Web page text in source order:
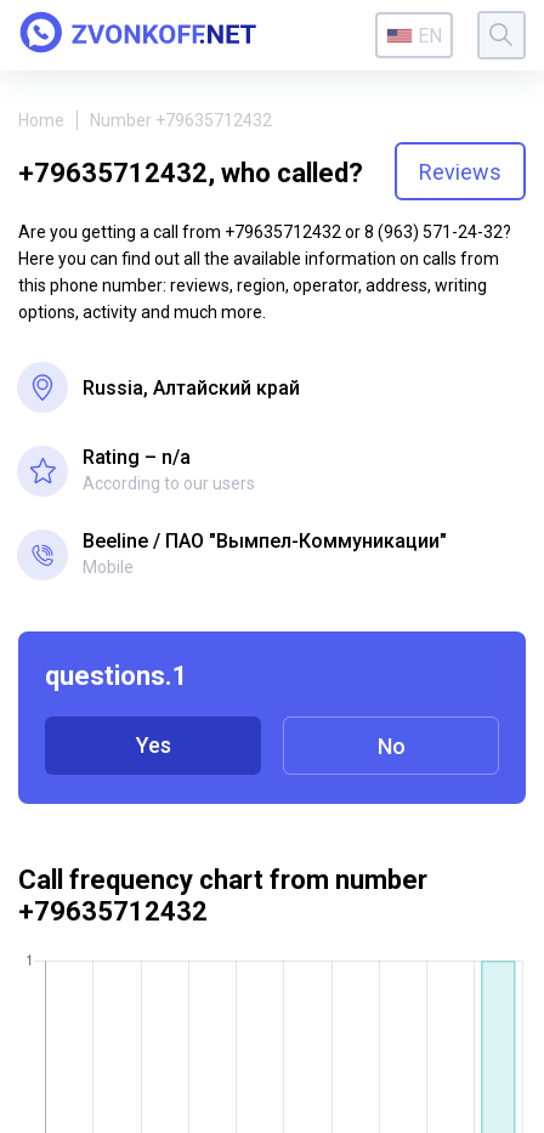
EN
Home Number +79635712432
+79635712432, who called? Reviews
Are you getting a call from +79635712432 or 8 (963) 571-24-32?
Here you can find out all the available information on calls from
this phone number: reviews, region, operator, address, writing
options, activity and much more.
Russia, Алтайский край
Rating – n/a
According to our users
Beeline ПАО "Вымпел-Коммуникации"
Mobile
questions.1
Yes No
Call frequency chart from number
+79635712432